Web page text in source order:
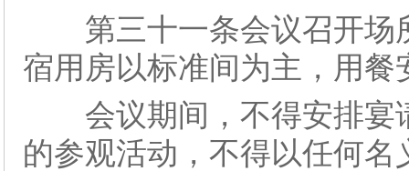
第三十一条会议召开场
宿用房以标准间为主，用
会议期间，不得安排宴
的参观活动，不得以任何名